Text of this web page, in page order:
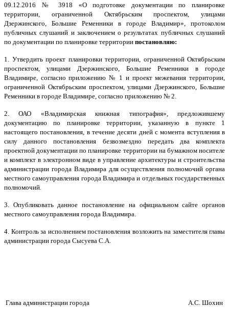
09.12.2016 № 3918 «О подготовке документации по планировке
территории, ограниченной Октябрьским проспектом, улицами
Дзержинского, Большие Ременники в городе Владимир»,
протоколом
публичных слушаний и заключением о результатах публичных слушаний
по документации по планировке территории постановляю:
1. Утвердить проект планировки территории, ограниченной Октябрьским
проспектом, улицами Дзержинского, Большие Ременники в городе
Владимире, согласно приложению № 1 и проект межевания территории,
ограниченной Октябрьским проспектом, улицами Дзержинского, Большие
Ременники в городе Владимире, согласно приложению № 2.
2. ОАО «Владимирская книжная типография», предложившему
документацию по планировке территории, указанную в пункте 1
настоящего постановления, в течение десяти дней с момента вступления в
силу данного постановления безвозмездно передать два комплекта
проектной документации по планировке территории на бумажном носителе
и комплект в электронном виде в управление архитектуры и строительства
администрации города Владимира для осуществления полномочий органа
местного самоуправления города Владимира и отдельных государственных
полномочий.
3. Опубликовать данное постановление на официальном сайте органов
местного самоуправления города Владимира.
4. Контроль за исполнением постановления возложить на заместителя главы
администрации города Сысуева С.А.
Глава администрации города А.С. Шохин